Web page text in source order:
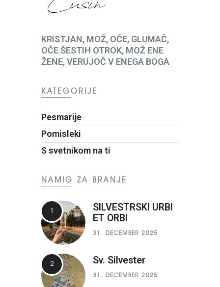
KRISTJAN, MOŽ, OČE, GLUMAČ,
OČE ŠESTIH OTROK, MOŽ ENE
ŽENE, VERUJOČ V ENEGA BOGA
KATEGORIJE
Pesmarije
Pomisleki
S svetnikom na ti
NAMIG ZA BRANJE
SILVESTRSKI URBI
ET ORBI
31. DECEMBER 2025
Sv. Silvester
31. DECEMBER 2025